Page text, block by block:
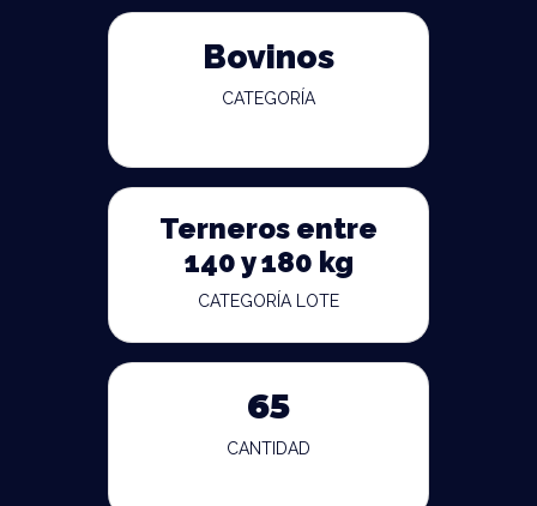
Bovinos
CATEGORÍA
Terneros entre
140 y 180 kg
CATEGORÍA LOTE
65
CANTIDAD